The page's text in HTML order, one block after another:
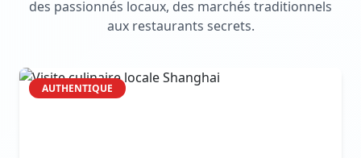
des passionnés locaux, des marchés traditionnels
aux restaurants secrets.
AUTHENTIQUE